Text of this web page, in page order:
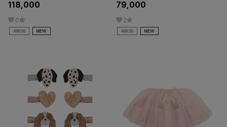
118,000
0
79,000
2